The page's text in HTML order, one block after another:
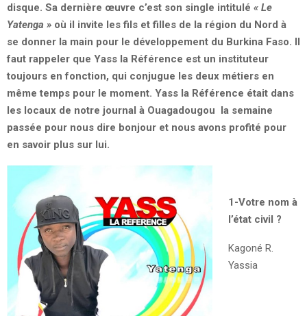
disque. Sa dernière œuvre c’est son single intitulé « Le
Yatenga » où il invite les fils et filles de la région du Nord à
se donner la main pour le développement du Burkina Faso. Il
faut rappeler que Yass la Référence est un instituteur
toujours en fonction, qui conjugue les deux métiers en
même temps pour le moment. Yass la Référence était dans
les locaux de notre journal à Ouagadougou la semaine
passée pour nous dire bonjour et nous avons profité pour
en savoir plus sur lui.
1-Votre nom à
l’état civil ?
Kagoné R.
Yassia